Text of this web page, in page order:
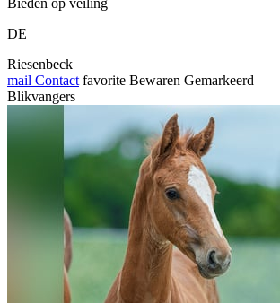
DE
Riesenbeck
mail Contact favorite Bewaren Gemarkeerd
Blikvangers